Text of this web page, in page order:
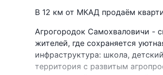
В 12 км от МКАД продаём
Агрогородок Самохваловичи -
жителей, где сохраняется
инфраструктура: школа,
территория с развитым